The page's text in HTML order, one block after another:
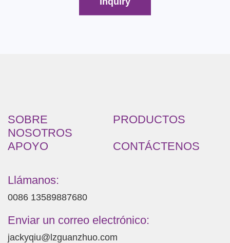
SOBRE
NOSOTROS
PRODUCTOS
APOYO CONTÁCTENOS
Llámanos:
0086 13589887680
Enviar un correo electrónico:
jackyqiu@lzguanzhuo.com